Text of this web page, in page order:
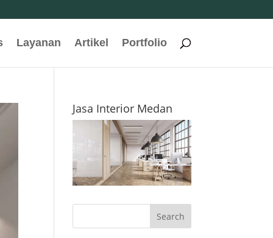
Layanan Artikel Portfolio
Jasa Interior Medan
Search